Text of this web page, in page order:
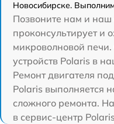
Новосибирске.
Позвоните нам и наш
проконсультирует и
микроволновой
устройств Polaris в
Ремонт двигателя
Polaris выполняется
сложного ремонта.
в сервис-центр